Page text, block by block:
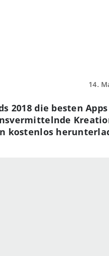
14.
2018 die besten
kostenlos